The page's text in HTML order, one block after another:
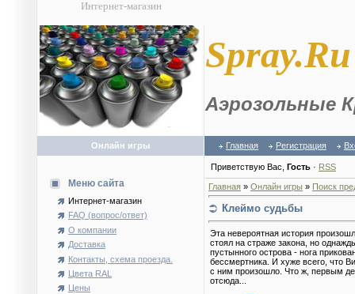
Интернет-магазин
Spray.Ru
Аэрозольные
Онлайн игры Главная Регистрация
Меню сайта
Интернет-магазин
FAQ (вопрос/ответ)
О компании
Доставка
Контакты, схема проезда.
Цвета RAL
Цены
Приветствую Вас Гость · RSS
Главная » Онлайн игры » Поиск
Клеймо судьбы
Эта невероятная история
стоял на страже закона, но
пустынного острова - нога
бессмертника. И хуже всего, что
с ним произошло. Что ж, первым
отсюда...